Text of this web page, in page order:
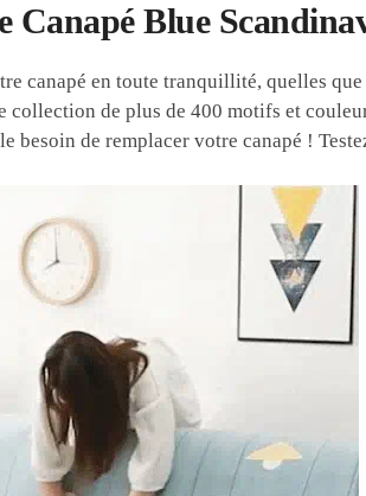
Canapé Blue
canapé en toute tranquillité, quelles
de plus de 400 motifs et
besoin de remplacer votre canapé !